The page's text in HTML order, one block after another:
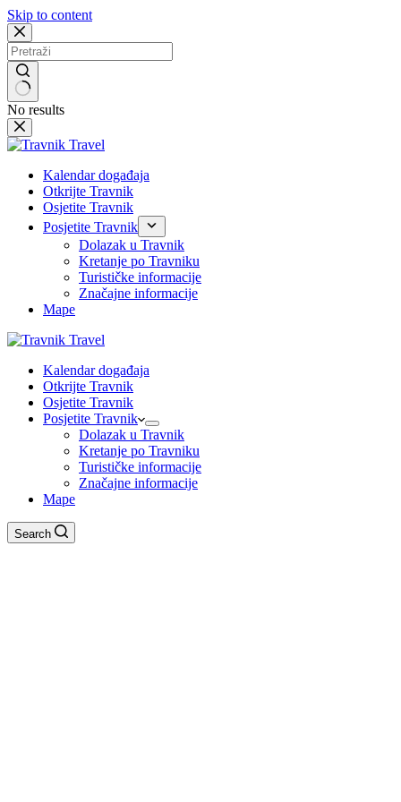
Skip to content
No results
Kalendar događaja
Otkrijte Travnik
Osjetite Travnik
Posjetite Travnik
Dolazak u Travnik
Kretanje po Travniku
Turističke informacije
Značajne informacije
Mape
Kalendar događaja
Otkrijte Travnik
Osjetite Travnik
Posjetite Travnik
Dolazak u Travnik
Kretanje po Travniku
Turističke informacije
Značajne informacije
Mape
Search